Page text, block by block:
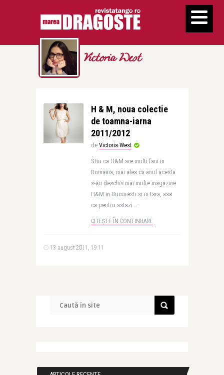
Victoria West
H & M, noua colectie
de toamna-iarna
2011/2012
de Victoria West
Stiu ca H&M are multi fani in
Romania, mai ales ca anul acesta
s-au deschis mai multe magazine
H&M in Bucuresti si in tara, asa
ca pentru astazi ..
CITEȘTE ÎN CONTINUARE
13 august 2011, 19:11